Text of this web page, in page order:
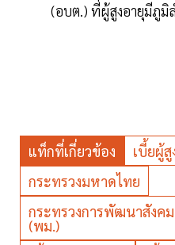
(อบต.) ที่ผู้สูงอายุมีภูมิ
แท็กที่เกี่ยวข้อง
เบี้ยผู้สู
กระทรวงมหาดไทย
กระทรวงการพัฒนาสังค
(พม.)